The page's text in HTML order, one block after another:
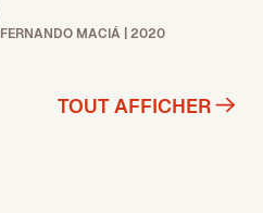
FERNANDO MACIÁ | 2020
TOUT AFFICHER